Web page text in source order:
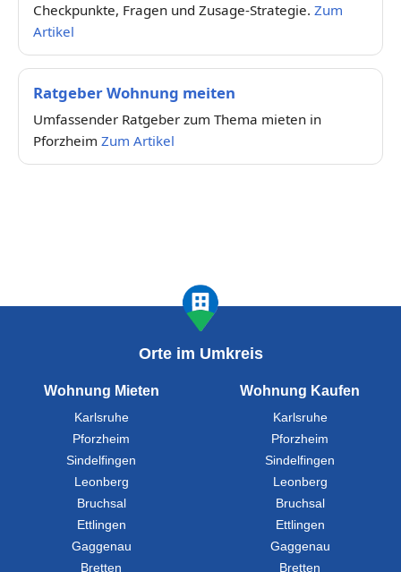
Checkpunkte, Fragen und Zusage-Strategie. Zum
Artikel
Ratgeber Wohnung meiten
Umfassender Ratgeber zum Thema mieten in
Pforzheim Zum Artikel
Orte im Umkreis
Wohnung Mieten
Karlsruhe
Pforzheim
Sindelfingen
Leonberg
Bruchsal
Ettlingen
Gaggenau
Bretten
Wohnung Kaufen
Karlsruhe
Pforzheim
Sindelfingen
Leonberg
Bruchsal
Ettlingen
Gaggenau
Bretten